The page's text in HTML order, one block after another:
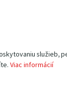
služieb,
Viac informácií
oceľová
vozíks
tandemové